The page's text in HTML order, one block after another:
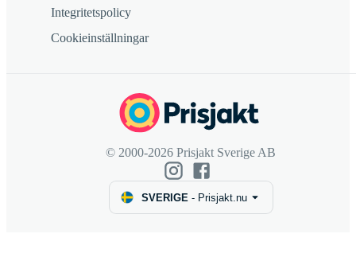
Integritetspolicy
Cookieinställningar
© 2000-2026 Prisjakt Sverige AB
SVERIGE - Prisjakt.nu